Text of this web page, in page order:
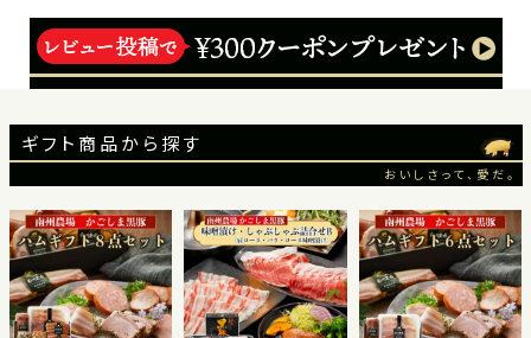
ギフト商品から探す
おいしさって、愛だ。